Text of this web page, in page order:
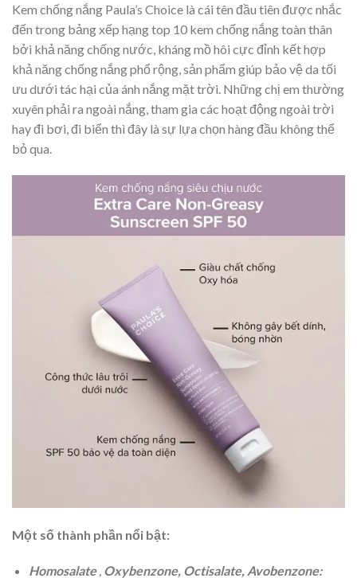
Kem chống nắng Paula’s Choice là cái tên đầu tiên được nhắc
đến trong bảng xếp hạng top 10 kem chống nắng toàn thân
bởi khả năng chống nước, kháng mồ hôi cực đỉnh kết hợp
khả năng chống nắng phổ rộng, sản phẩm giúp bảo vệ da tối
ưu dưới tác hại của ánh nắng mặt trời. Những chị em thường
xuyên phải ra ngoài nắng, tham gia các hoạt động ngoài trời
hay đi bơi, đi biển thì đây là sự lựa chọn hàng đầu không thể
bỏ qua.
Một số thành phần nổi bật:
Homosalate , Oxybenzone, Octisalate, Avobenzone: